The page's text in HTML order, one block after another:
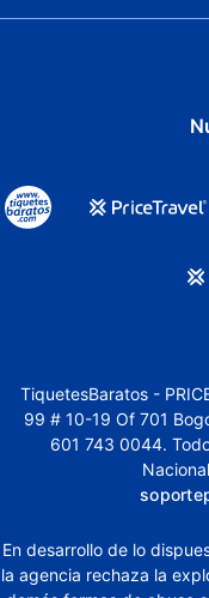
TiquetesBaratos -
99 # 10-19 Of 701
601 743 0044.
En desarrollo de lo
la agencia rechaza la